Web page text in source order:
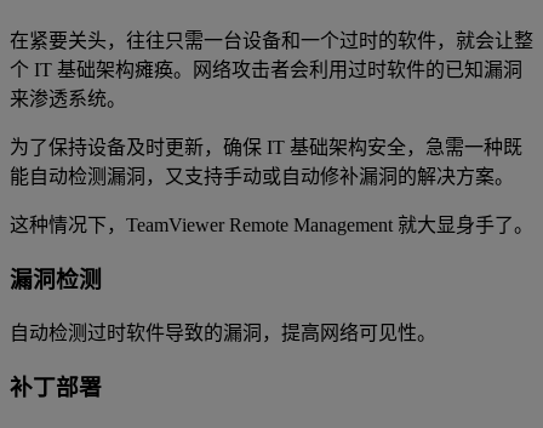
在紧要关头，往往只需一台设备和一个过时的软件，就会让整
个 IT 基础架构瘫痪。网络攻击者会利用过时软件的已知漏洞
来渗透系统。
为了保持设备及时更新，确保 IT 基础架构安全，急需一种既
能自动检测漏洞，又支持手动或自动修补漏洞的解决方案。
这种情况下，TeamViewer Remote Management 就大显身手了。
漏洞检测
自动检测过时软件导致的漏洞，提高网络可见性。
补丁部署